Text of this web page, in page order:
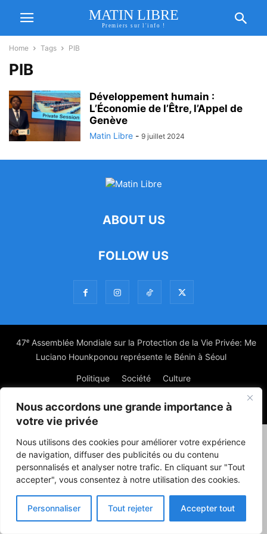
Nous accordons une grande importance à
votre vie privée
Nous utilisons des cookies pour améliorer votre expérience
de navigation, diffuser des publicités ou du contenu
personnalisés et analyser notre trafic. En cliquant sur "Tout
accepter", vous consentez à notre utilisation des cookies.
Personnaliser Tout rejeter Accepter tout
MATIN LIBRE
Premiers sur l'info !
Home Tags PIB
PIB
Développement humain :
L’Économie de l’Être, l’Appel de
Genève
Matin Libre - 9 juillet 2024
ABOUT US
FOLLOW US
47ᵉ Assemblée Mondiale sur la Protection de la Vie Privée: Me
Luciano Hounkponou représente le Bénin à Séoul
Politique Société Culture
© Powered by digitXplus Francophone